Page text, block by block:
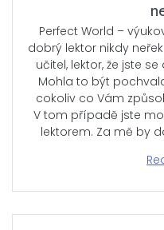
Perfect World –
dobrý lektor nikdy
učitel, lektor, že jste
Mohla to být
cokoliv co Vám
V tom případě jste
lektorem. Za mě by